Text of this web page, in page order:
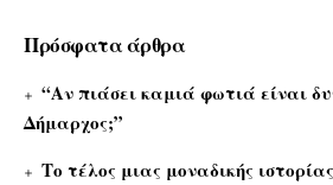
Πρόσφατα άρθρα
“Αν πιάσει καμιά φωτιά είναι
Δήμαρχος;”
Το τέλος μιας μοναδικής